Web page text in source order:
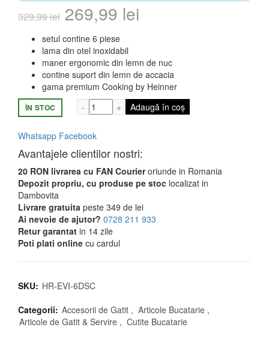
329,99lei Prețul
inițial
a
fost:
329,99 lei.
269,99 lei
este:
269,99 lei.
setul contine 6 piese
lama din otel inoxidabil
maner ergonomic din lemn de nuc
contine suport din lemn de accacia
gama premium Cooking by Heinner
ÎN STOC Cantitate Set Cutite de Bucatarie din
Adaugă în coș
Whatsapp Facebook
Avantajele clientilor nostri:
20 RON livrarea cu FAN Courieroriunde in Romania
Depozit propriu, cu produse pe stoc localizat in
Dambovita
Livrare gratuita peste 349 de lei
Ai nevoie de ajutor? 0728 211 933
Retur garantat in 14 zile
Poti plati online cu cardul
SKU: HR-EVI-6DSC
Categorii: Accesorii de Gatit , Articole Bucatarie ,
Articole de Gatit & Servire , Cutite Bucatarie